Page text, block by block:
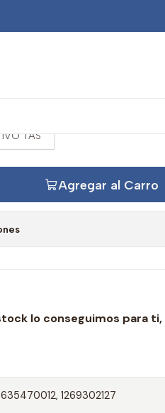
ZF 1650
TAS
Agregar al Carro
lo conseguimos para ti,
1269302127